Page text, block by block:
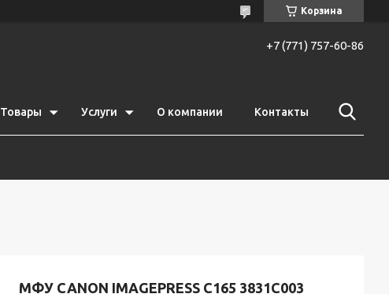
Корзина
+7 (771) 757-60-86
Товары Услуги О компании Контакты
МФУ CANON IMAGEPRESS C165 3831C003